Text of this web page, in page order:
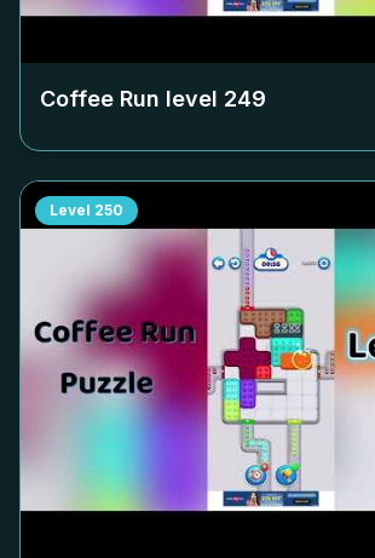
Coffee Run level 249
Level 250